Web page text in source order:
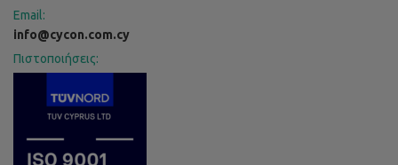
Email:
info@cycon.com.cy
Πιστοποιήσεις: